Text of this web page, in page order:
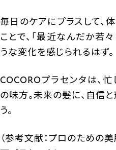
毎日のケアにプラスして、
ことで、「最近なんだか若
うな変化を感じられるはず。
COCOROプラセンタは、
の味方。未来の髪に、自信
う。
（参考文献：プロのための